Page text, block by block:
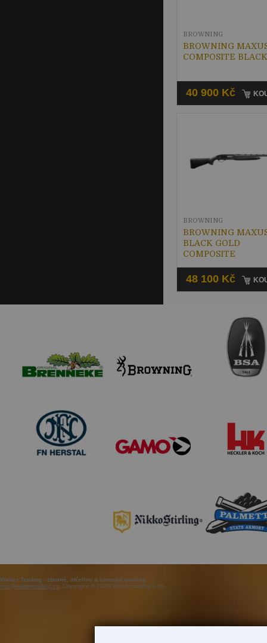
BROWNING
COMPOSITE BLACK
BROWNING
40 900 Kč
BROWNING
BLACK GOLD
COMPOSITE
BROWNING
48 100 Kč
Walter Trading - zbraně, střelivo a lovecké potřeby
info@waltertrading.cz, Copyright © 2026 Walter trading s.r.o.